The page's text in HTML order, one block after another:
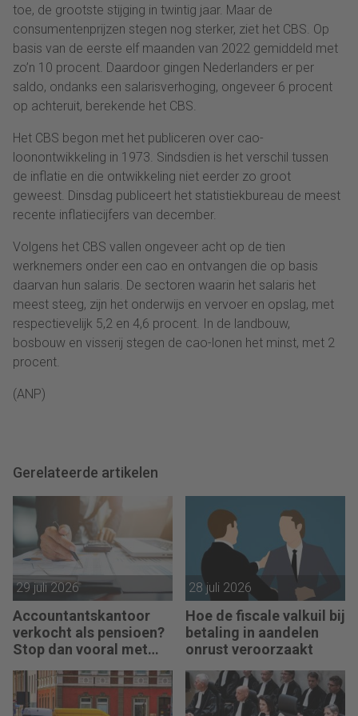
toe, de grootste stijging in twintig jaar. Maar de
consumentenprijzen stegen nog sterker, ziet het CBS. Op
basis van de eerste elf maanden van 2022 gemiddeld met
zo’n 10 procent. Daardoor gingen Nederlanders er per
saldo, ondanks een salarisverhoging, ongeveer 6 procent
op achteruit, berekende het CBS.
Het CBS begon met het publiceren over cao-
loonontwikkeling in 1973. Sindsdien is het verschil tussen
de inflatie en die ontwikkeling niet eerder zo groot
geweest. Dinsdag publiceert het statistiekbureau de meest
recente inflatiecijfers van december.
Volgens het CBS vallen ongeveer acht op de tien
werknemers onder een cao en ontvangen die op basis
daarvan hun salaris. De sectoren waarin het salaris het
meest steeg, zijn het onderwijs en vervoer en opslag, met
respectievelijk 5,2 en 4,6 procent. In de landbouw,
bosbouw en visserij stegen de cao-lonen het minst, met 2
procent.
(ANP)
Gerelateerde artikelen
29 juli 2026
Accountantskantoor
verkocht als pensioen?
Stop dan vooral met
28 juli 2026
Hoe de fiscale valkuil bij
betaling in aandelen
onrust veroorzaakt